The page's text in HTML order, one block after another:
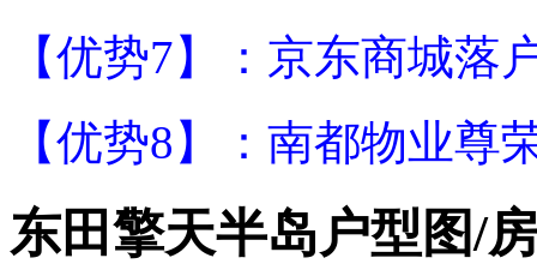
【优势7】：京东商城落
【优势8】：南都物业尊
东田擎天半岛户型图/